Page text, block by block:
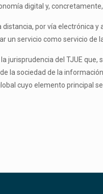
digital y,
distancia, por vía electrónica
un servicio como servicio de
jurisprudencia del TJUE
la sociedad de la
cuyo elemento principal